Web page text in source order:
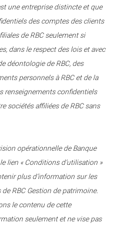
une entreprise distincte et que
des comptes des clients
de RBC seulement si
dans le respect des lois et avec
déontologie de RBC, des
personnels à RBC et de la
renseignements confidentiels
sociétés affiliées de RBC sans
opérationnelle de Banque
lien « Conditions d’utilisation »
plus d’information sur les
RBC Gestion de patrimoine.
le contenu de cette
seulement et ne vise pas